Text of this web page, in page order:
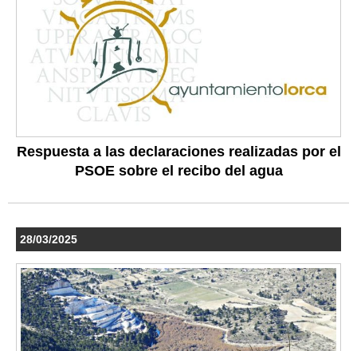
Respuesta a las declaraciones realizadas por el
PSOE sobre el recibo del agua
28/03/2025